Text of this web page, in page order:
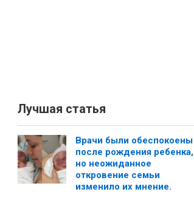
Лучшая статья
Врачи были обеспокоены
после рождения ребенка,
но неожиданное
откровение семьи
изменило их мнение.